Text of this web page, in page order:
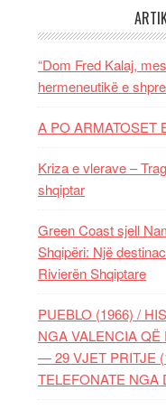
“Dom Fred Kalaj,
hermeneutikë e
A PO ARMATOSET
Kriza e vlerave –
shqiptar
Green Coast sjell
Shqipëri: Një
Rivierën Shqiptare
PUEBLO (1966) /
NGA VALENCIA
— 29 VJET PRITJE
TELEFONATE NGA